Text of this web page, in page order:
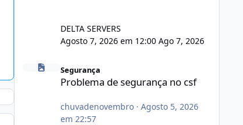
DELTA SERVERS
Agosto 7, 2026 em 12:00 Ago 7, 2026
Problema de segurança no csf
Segurança
Problema de segurança no csf
chuvadenovembro· Agosto 5, 2026
em 22:57